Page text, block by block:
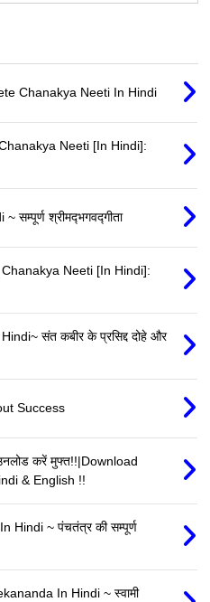
Chanakya Neeti In Hindi
Chanakya Neeti [In Hindi]:
श्रीमद्‍भगवद्‍गीता
| Chanakya Neeti [In Hindi]:
संत कबीर के प्रसिद्द दोहे और
Success
करें मुफ्त!!|Download
& English !!
Hindi ~ पंचतंत्र की सम्पूर्ण
In Hindi ~ स्वामी